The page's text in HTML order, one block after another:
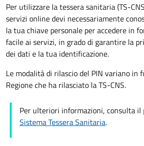
Per utilizzare la tessera sanitaria (TS-
servizi online devi necessariamente
la tua chiave personale per accedere in
facile ai servizi, in grado di garantire la
dei dati e la tua identificazione.
Le modalità di rilascio del PIN variano in
Regione che ha rilasciato la TS-CNS.
Per ulteriori informazioni, consulta il
Sistema Tessera Sanitaria.